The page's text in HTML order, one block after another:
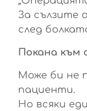
За сълзите
след
Покана към
Може би не
пациенти.
Но всяки